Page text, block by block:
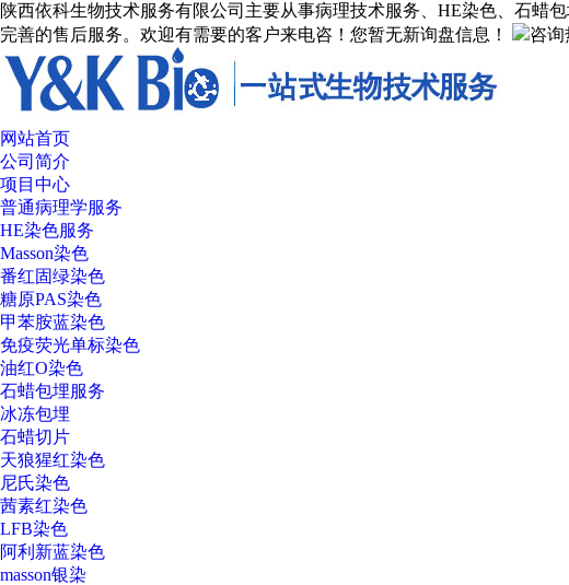
陕西依科生物技术服务有限公司主要从事病理技术服务、HE染色、石蜡
完善的售后服务。欢迎有需要的客户来电咨！ 您暂无新询盘信息！ 咨询
网站首页
公司简介
项目中心
普通病理学服务
HE染色服务
Masson染色
番红固绿染色
糖原PAS染色
甲苯胺蓝染色
免疫荧光单标染色
油红O染色
石蜡包埋服务
冰冻包埋
石蜡切片
天狼猩红染色
尼氏染色
茜素红染色
LFB染色
阿利新蓝染色
masson银染